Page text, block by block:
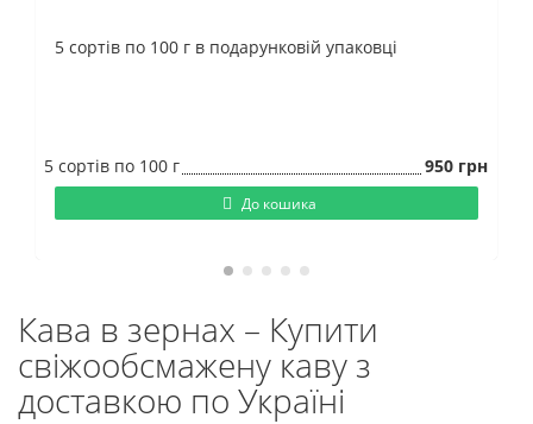
5 сортів по 100 г в подарунковій упаковці
5 сортів по 100 г 950 грн
До кошика
Кава в зернах – Купити
свіжообсмажену каву з
доставкою по Україні